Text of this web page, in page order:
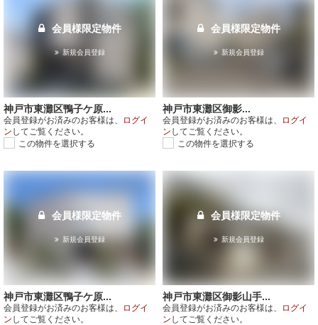
会員様限定物件
新規会員登録
神戸市東灘区鴨子ケ原...
会員登録がお済みのお客様は、
ログイ
ン してご覧ください。
この物件を選択する
会員様限定物件
新規会員登録
神戸市東灘区御影...
会員登録がお済みのお客様は、
ログイ
ン してご覧ください。
この物件を選択する
会員様限定物件
新規会員登録
神戸市東灘区鴨子ケ原...
会員登録がお済みのお客様は、
ログイ
ン してご覧ください。
会員様限定物件
新規会員登録
神戸市東灘区御影山手...
会員登録がお済みのお客様は、
ログイ
ン してご覧ください。